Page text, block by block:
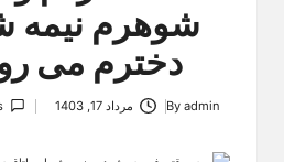
شوهرم نیمه
دخترم می
Byadmin مرداد 17, 1403